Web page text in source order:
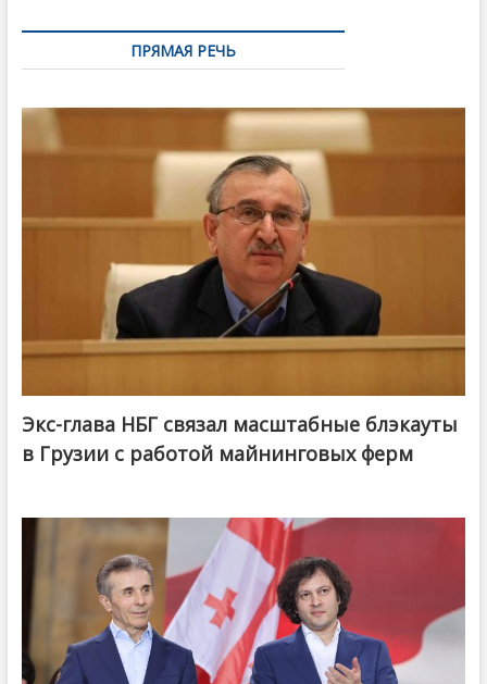
ПРЯМАЯ РЕЧЬ
Экс-глава НБГ связал масштабные блэкауты
в Грузии с работой майнинговых ферм